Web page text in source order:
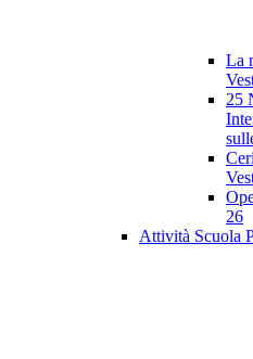
La
25
26
Attività Scuola